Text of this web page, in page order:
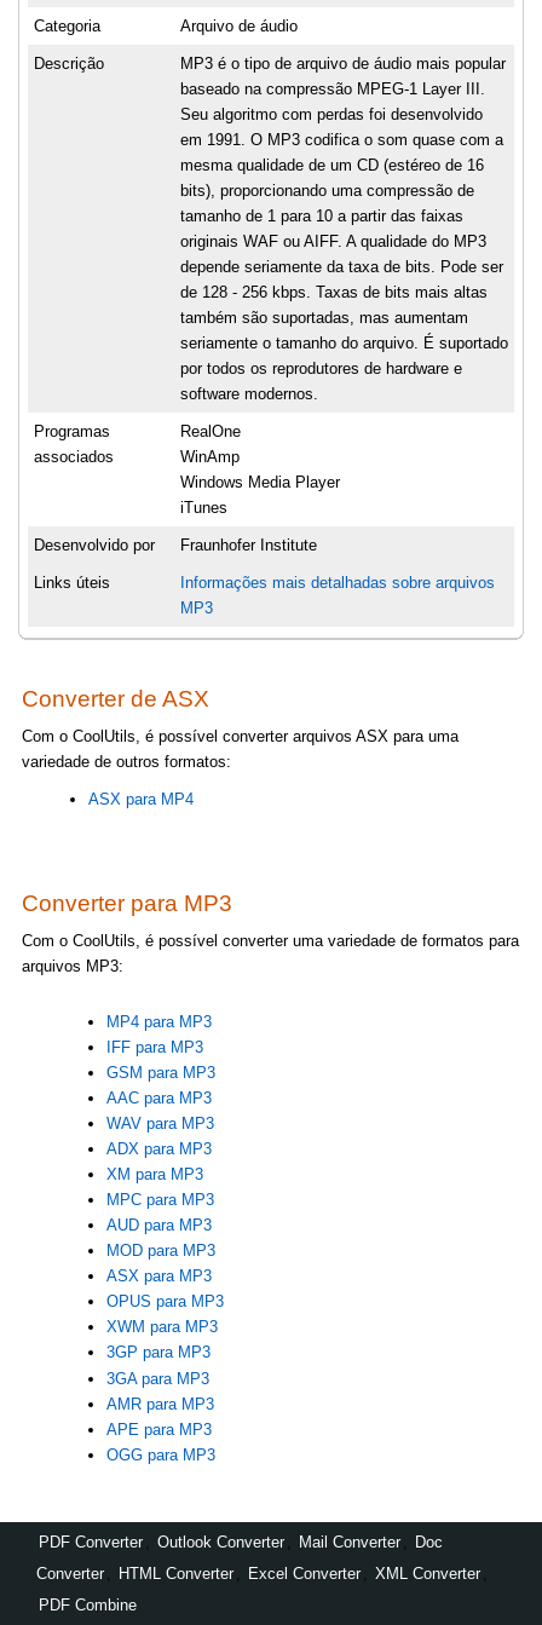
Categoria Arquivo de áudio
Descrição
MP3 é o tipo de arquivo de áudio mais popular
baseado na compressão MPEG-1 Layer III.
Seu algoritmo com perdas foi desenvolvido
em 1991. O MP3 codifica o som quase com a
mesma qualidade de um CD (estéreo de 16
bits), proporcionando uma compressão de
tamanho de 1 para 10 a partir das faixas
originais WAF ou AIFF. A qualidade do MP3
depende seriamente da taxa de bits. Pode ser
de 128 - 256 kbps. Taxas de bits mais altas
também são suportadas, mas aumentam
seriamente o tamanho do arquivo. É suportado
por todos os reprodutores de hardware e
software modernos.
Programas
associados
RealOne
WinAmp
Windows Media Player
iTunes
Desenvolvido por Fraunhofer Institute
Links úteis
Informações mais detalhadas sobre arquivos
MP3
Converter de ASX
Com o CoolUtils, é possível converter arquivos ASX para uma
variedade de outros formatos:
ASX para MP4
Converter para MP3
Com o CoolUtils, é possível converter uma variedade de formatos para
arquivos MP3:
MP4 para MP3
IFF para MP3
GSM para MP3
AAC para MP3
WAV para MP3
ADX para MP3
XM para MP3
MPC para MP3
AUD para MP3
MOD para MP3
ASX para MP3
OPUS para MP3
XWM para MP3
3GP para MP3
3GA para MP3
AMR para MP3
APE para MP3
OGG para MP3
PDF Converter Outlook Converter Mail Converter
Doc
Converter
HTML Converter Excel Converter XML Converter
PDF Combine